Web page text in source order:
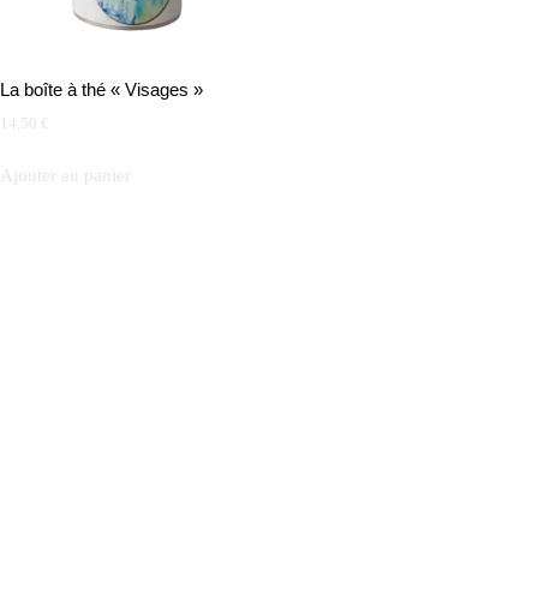
La boîte à thé « Visages »
14,50 €
Ajouter au panier